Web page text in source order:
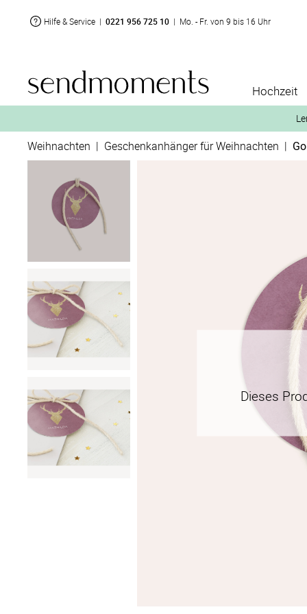
Hilfe & Service | 0221 956 725 10 | Mo. - Fr. von 9 bis 16 Uhr
Hochzeit
Weihnachten | Geschenkanhänger für Weihnachten |
Dieses